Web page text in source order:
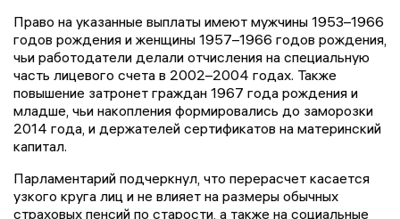
Право на указанные выплаты имеют мужчины 1953–1966
годов рождения и женщины 1957–1966 годов рождения,
чьи работодатели делали отчисления на специальную
часть лицевого счета в 2002–2004 годах. Также
повышение затронет граждан 1967 года рождения и
младше, чьи накопления формировались до заморозки
2014 года, и держателей сертификатов на материнский
капитал.
Парламентарий подчеркнул, что перерасчет касается
узкого круга лиц и не влияет на размеры обычных
страховых пенсий по старости, а также на социальные